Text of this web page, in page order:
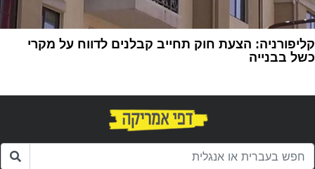
קליפורניה: הצעת חוק תחייב קבלנים לדווח על מקרי
כשל בבנייה